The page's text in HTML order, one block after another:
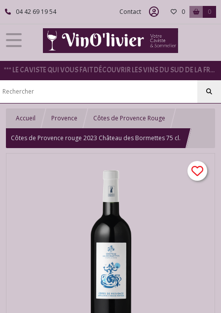
04 42 69 19 54 Contact 0 0
*** LE CAVISTE QUI VOUS FAIT DÉCOUVRIR LES VINS DU SUD DE LA FRANCE ***
Accueil Provence Côtes de Provence Rouge
Côtes de Provence rouge 2023 Château des Bormettes 75 cl.